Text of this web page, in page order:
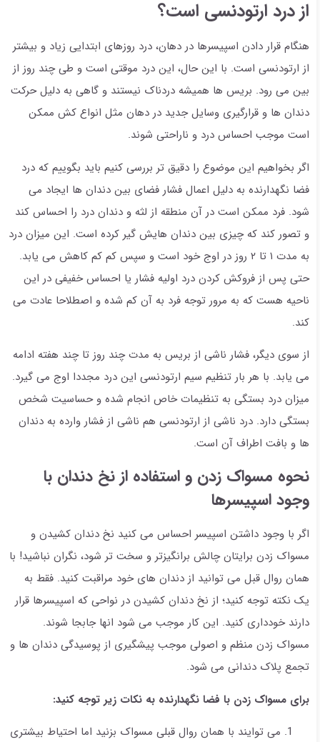
از درد ارتودنسی است؟
هنگام قرار دادن اسپیسرها در دهان، درد روزهای ابتدایی زیاد و بیشتر
از ارتودنسی است. با این حال، این درد موقتی است و طی چند روز از
بین می رود. بریس ها همیشه دردناک نیستند و گاهی به دلیل حرکت
دندان ها و قرارگیری وسایل جدید در دهان مثل انواع کش ممکن
است موجب احساس درد و ناراحتی شوند.
اگر بخواهیم این موضوع را دقیق تر بررسی کنیم باید بگوییم که درد
فضا نگهدارنده به دلیل اعمال فشار فضای بین دندان ها ایجاد می
شود. فرد ممکن است در آن منطقه از لثه و دندان درد را احساس کند
و تصور کند که چیزی بین دندان هایش گیر کرده است. این میزان درد
به مدت ۱ تا ۲ روز در اوج خود است و سپس کم کم کاهش می یابد.
حتی پس از فروکش کردن درد اولیه فشار یا احساس خفیفی در این
ناحیه هست که به مرور توجه فرد به آن کم شده و اصطلاحا عادت می
کند.
از سوی دیگر، فشار ناشی از بریس به مدت چند روز تا چند هفته ادامه
می یابد. با هر بار تنظیم سیم ارتودنسی این درد مجددا اوج می گیرد.
میزان درد بستگی به تنظیمات خاص انجام شده و حساسیت شخص
بستگی دارد. درد ناشی از ارتودنسی هم ناشی از فشار وارده به دندان
ها و بافت اطراف آن است.
نحوه مسواک زدن و استفاده از نخ دندان با
وجود اسپیسرها
اگر با وجود داشتن اسپیسر احساس می کنید نخ دندان کشیدن و
مسواک زدن برایتان چالش برانگیزتر و سخت تر شود، نگران نباشید! با
همان روال قبل می توانید از دندان های خود مراقبت کنید. فقط به
یک نکته توجه کنید؛ از نخ دندان کشیدن در نواحی که اسپیسرها قرار
دارند خودداری کنید. این کار موجب می شود انها جابجا شوند.
مسواک زدن منظم و اصولی موجب پیشگیری از پوسیدگی دندان‌ ها و
تجمع پلاک دندانی می شود.
برای مسواک زدن با فضا نگهدارنده به نکات زیر توجه کنید:
می توایند با همان روال قبلی مسواک بزنید اما احتیاط بیشتری